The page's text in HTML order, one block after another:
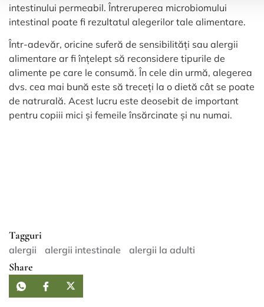
intestinului permeabil. Întreruperea microbiomului
intestinal poate fi rezultatul alegerilor tale alimentare.
Într-adevăr, oricine suferă de sensibilități sau alergii
alimentare ar fi înțelept să reconsidere tipurile de
alimente pe care le consumă. În cele din urmă, alegerea
dvs. cea mai bună este să treceți la o dietă cât se poate
de natrurală. Acest lucru este deosebit de important
pentru copiii mici și femeile însărcinate și nu numai.
Tagguri
alergii alergii intestinale alergii la adulti
Share